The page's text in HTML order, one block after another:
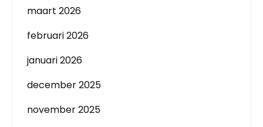
maart 2026
februari 2026
januari 2026
december 2025
november 2025